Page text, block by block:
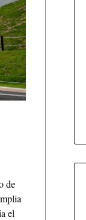
de
el